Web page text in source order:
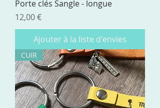
Porte clés Sangle - longue
Prix
12,00 €
Ajouter à la liste d'envies
CUIR